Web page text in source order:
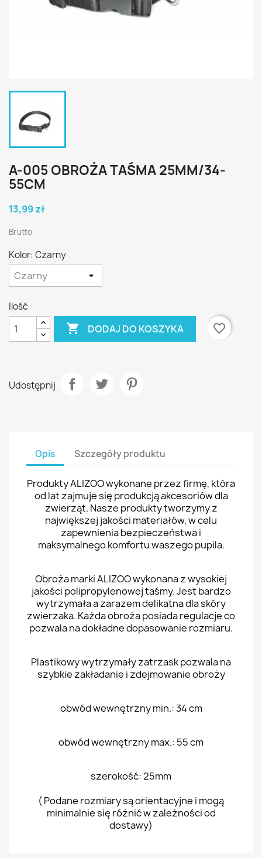
A-005 OBROŻA TAŚMA 25MM/34-
55CM
13,99 zł
Brutto
Kolor: Czarny
Ilość
 DODAJ DO KOSZYKA favorite_border
Udostępnij
Opis Szczegóły produktu
Produkty ALIZOO wykonane przez firmę, która
od lat zajmuje się produkcją akcesoriów dla
zwierząt. Nasze produkty tworzymy z
największej jakości materiałów, w celu
zapewnienia bezpieczeństwa i
maksymalnego komfortu waszego pupila.
Obroża marki ALIZOO wykonana z wysokiej
jakości polipropylenowej taśmy. Jest bardzo
wytrzymała a zarazem delikatna dla skóry
zwierzaka. Każda obroża posiada regulacje co
pozwala na dokładne dopasowanie rozmiaru.
Plastikowy wytrzymały zatrzask pozwala na
szybkie zakładanie i zdejmowanie obroży
obwód wewnętrzny min.: 34 cm
obwód wewnętrzny max.: 55 cm
szerokość: 25mm
( Podane rozmiary są orientacyjne i mogą
minimalnie się różnić w zależności od
dostawy)